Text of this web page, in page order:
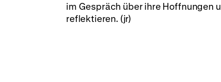
im Gespräch über ihre Hoffnungen
reflektieren. (jr)